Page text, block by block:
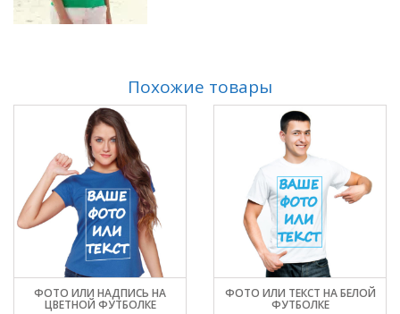
Похожие товары
ФОТО ИЛИ НАДПИСЬ НА
ЦВЕТНОЙ ФУТБОЛКЕ
ФОТО ИЛИ ТЕКСТ НА БЕЛОЙ
ФУТБОЛКЕ